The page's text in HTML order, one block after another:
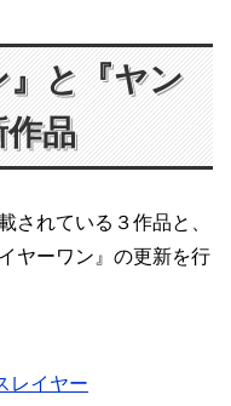
と『ヤン
品
されている３作品と、
ヤーワン』の更新を行
レイヤー